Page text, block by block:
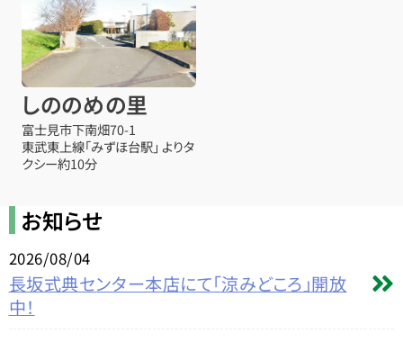
しののめの里
富士見市下南畑70-1
東武東上線「みずほ台駅」 よりタ
クシー約10分
お知らせ
2026/08/04
長坂式典センター本店にて「涼みどころ」開放
中！